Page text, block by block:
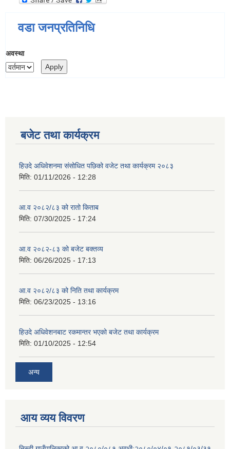
वडा जनप्रतिनिधि
अवस्था
बजेट तथा कार्यक्रम
हिउदे अधिवेशनमा संसोधित पछिको वजेट तथा कार्यक्रम २०८३
मिति: 01/11/2026 - 12:28
आ.व २०८२/८३ को रातो किताब
मिति: 07/30/2025 - 17:24
आ.व २०८२-८३ को बजेट बक्तव्य
मिति: 06/26/2025 - 17:13
आ.व २०८२/८३ को निति तथा कार्यक्रम
मिति: 06/23/2025 - 13:16
हिउदे अधिवेशनबाट रकमान्तर भएको बजेट तथा कार्यक्रम
मिति: 01/10/2025 - 12:54
अन्य
आय व्यय विवरण